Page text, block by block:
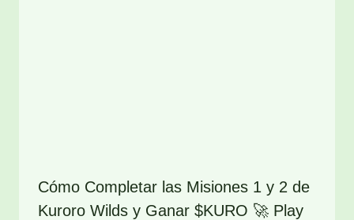
Cómo Completar las Misiones 1 y 2 de
Kuroro Wilds y Ganar $KURO 🚀 Play